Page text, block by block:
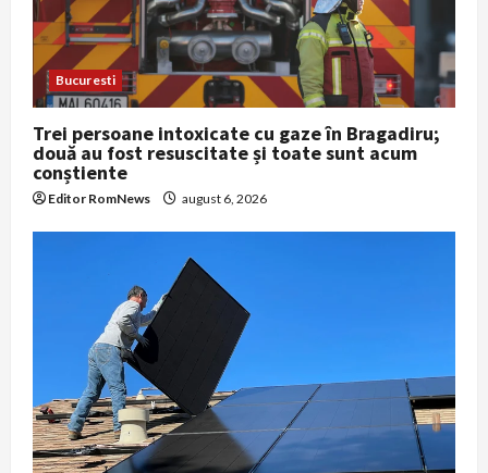
Bucuresti
Trei persoane intoxicate cu gaze în Bragadiru;
două au fost resuscitate și toate sunt acum
conștiente
Editor RomNews august 6, 2026